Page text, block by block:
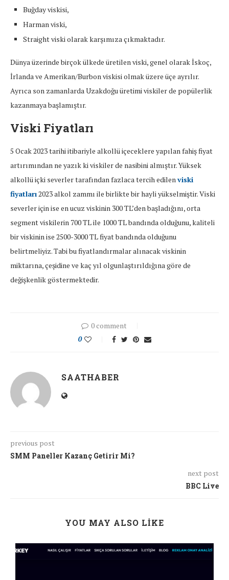
Buğday viskisi,
Harman viski,
Straight viski olarak karşımıza çıkmaktadır.
Dünya üzerinde birçok ülkede üretilen viski, genel olarak İskoç,
İrlanda ve Amerikan/Burbon viskisi olmak üzere üçe ayrılır.
Ayrıca son zamanlarda Uzakdoğu üretimi viskiler de popülerlik
kazanmaya başlamıştır.
Viski Fiyatları
5 Ocak 2023 tarihi itibariyle alkollü içeceklere yapılan fahiş fiyat
artırımından ne yazık ki viskiler de nasibini almıştır. Yüksek
alkollü içki severler tarafından fazlaca tercih edilen viski
fiyatları2023 alkol zammı ile birlikte bir hayli yükselmiştir. Viski
severler için ise en ucuz viskinin 300 TL’den başladığını, orta
segment viskilerin 700 TL ile 1000 TL bandında olduğunu, kaliteli
bir viskinin ise 2500-3000 TL fiyat bandında olduğunu
belirtmeliyiz. Tabi bu fiyatlandırmalar alınacak viskinin
miktarına, çeşidine ve kaç yıl olgunlaştırıldığına göre de
değişkenlik göstermektedir.
0 comment
0
SAATHABER
previous post
SMM Paneller Kazanç Getirir Mi?
next post
BBC Live
YOU MAY ALSO LIKE